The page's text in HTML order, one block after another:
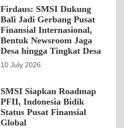
Firdaus: SMSI Dukung
Bali Jadi Gerbang Pusat
Finansial Internasional,
Bentuk Newsroom Jaga
Desa hingga Tingkat Desa
10 July 2026
SMSI Siapkan Roadmap
PFII, Indonesia Bidik
Status Pusat Finansial
Global